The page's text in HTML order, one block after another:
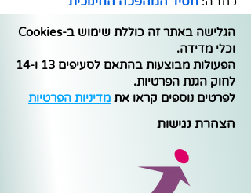
הגלישה באתר זה כוללת שימוש ב-Cookies
וכלי מדידה.
הפעולות מבוצעות בהתאם לסעיפים 13 ו-14
לחוק הגנת הפרטיות.
לפרטים נוספים קראו את מדיניות הפרטיות
הצהרת נגישות